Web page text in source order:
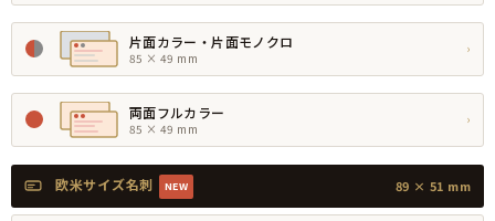
片面カラー・片面モノクロ
85 × 49 mm
›
両面フルカラー
85 × 49 mm
›
欧米サイズ名刺 NEW 89 × 51 mm